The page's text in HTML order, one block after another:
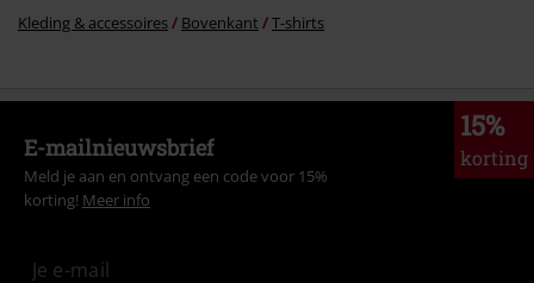
Kleding & accessoires Bovenkant T-shirts
15%
korting
E-mailnieuwsbrief
Meld je aan en ontvang een code voor 15%
korting! Meer info